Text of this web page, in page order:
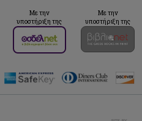
Με την
υποστήριξη της
Με την
υποστήριξη της